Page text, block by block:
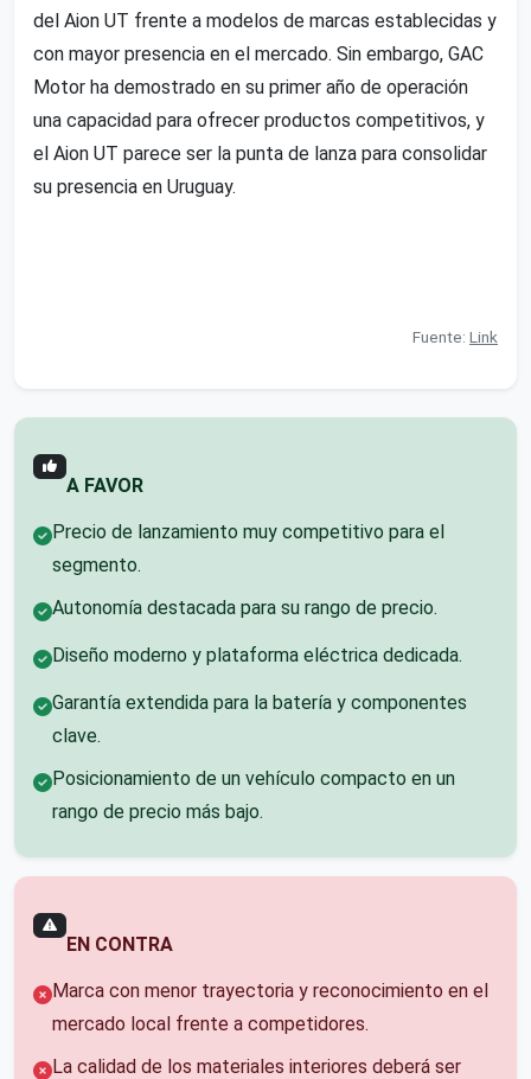
del Aion UT frente a modelos de marcas establecidas y
con mayor presencia en el mercado. Sin embargo, GAC
Motor ha demostrado en su primer año de operación
una capacidad para ofrecer productos competitivos, y
el Aion UT parece ser la punta de lanza para consolidar
su presencia en Uruguay.
Fuente: Link
A FAVOR
Precio de lanzamiento muy competitivo para el
segmento.
Autonomía destacada para su rango de precio.
Diseño moderno y plataforma eléctrica dedicada.
Garantía extendida para la batería y componentes
clave.
Posicionamiento de un vehículo compacto en un
rango de precio más bajo.
EN CONTRA
Marca con menor trayectoria y reconocimiento en el
mercado local frente a competidores.
La calidad de los materiales interiores deberá ser